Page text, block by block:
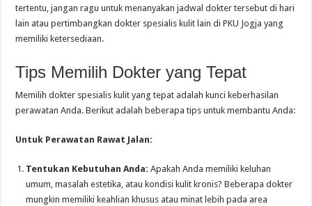
tertentu, jangan ragu untuk menanyakan jadwal dokter tersebut di hari
lain atau pertimbangkan dokter spesialis kulit lain di PKU Jogja yang
memiliki ketersediaan.
Tips Memilih Dokter yang Tepat
Memilih dokter spesialis kulit yang tepat adalah kunci keberhasilan
perawatan Anda. Berikut adalah beberapa tips untuk membantu Anda:
Untuk Perawatan Rawat Jalan:
Tentukan Kebutuhan Anda: Apakah Anda memiliki keluhan
umum, masalah estetika, atau kondisi kulit kronis? Beberapa dokter
mungkin memiliki keahlian khusus atau minat lebih pada area